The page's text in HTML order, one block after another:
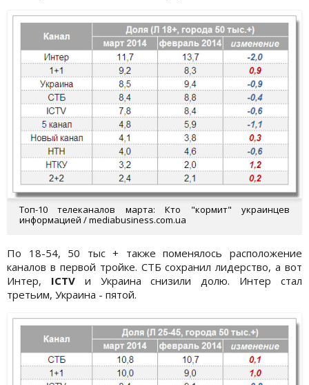
Топ-10 телеканалов марта: Кто "кормит" украинцев
информацией / mediabusiness.com.ua
По 18-54, 50 тыс + также поменялось расположение
каналов в первой тройке. СТБ сохранил лидерство, а вот
Интер, ICTVи Украина снизили долю. Интер стал
третьим, Украина - пятой.